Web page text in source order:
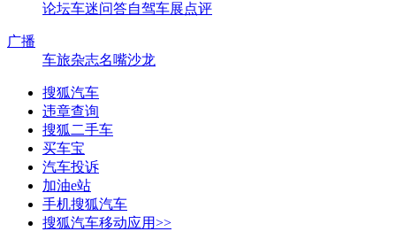
论坛车迷问答自驾车展点评
广播
车旅杂志名嘴沙龙
搜狐汽车
违章查询
搜狐二手车
买车宝
汽车投诉
加油e站
手机搜狐汽车
搜狐汽车移动应用>>